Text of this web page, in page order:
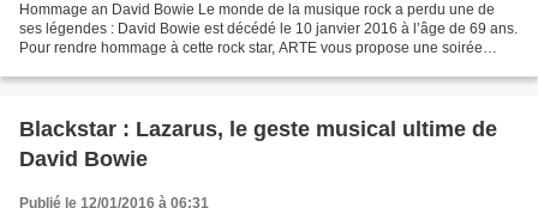
Hommage an David Bowie Le monde de la musique rock a perdu une de
ses légendes : David Bowie est décédé le 10 janvier 2016 à l’âge de 69 ans.
Pour rendre hommage à cette rock star, ARTE vous propose une soirée
Blackstar : Lazarus, le geste musical ultime de
David Bowie
Publié le 12/01/2016 à 06:31